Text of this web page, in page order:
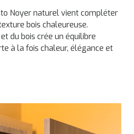
Noyer naturel vient compléter
bois chaleureuse.
du bois crée un équilibre
à la fois chaleur, élégance et